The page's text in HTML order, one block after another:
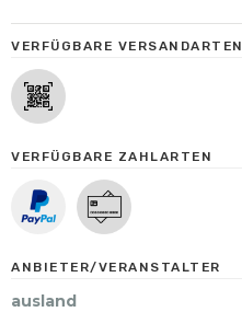
VERFÜGBARE VERSANDARTEN
VERFÜGBARE ZAHLARTEN
ANBIETER/VERANSTALTER
ausland